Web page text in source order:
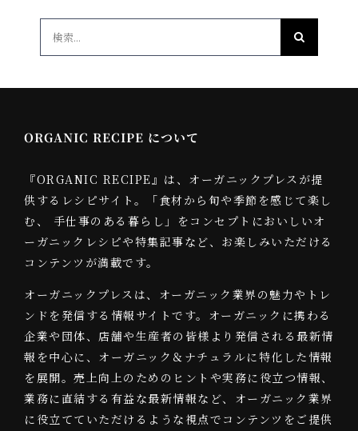
ORGANIC RECIPE について
『ORGANIC RECIPE』は、オーガニックプレスが提
供するレシピサイト。「食材から旬や季節を感じて楽し
む、 手仕事のある暮らし」をコンセプトにおいしいオ
ーガニックレシピや特集記事など、お楽しみいただける
コンテンツが満載です。
オーガニックプレスは、オーガニック業界の魅力やトレ
ンドを発信する情報サイトです。オーガニックに携わる
企業や団体、店舗や生産者の皆様より発信される最新情
報を中心に、オーガニック＆ナチュラルに特化した情報
を展開。売上向上のためのヒントや実務に役立つ情報、
業務に直結する有益な最新情報など、オーガニック業界
に役立てていただけるような視点でコンテンツをご提供